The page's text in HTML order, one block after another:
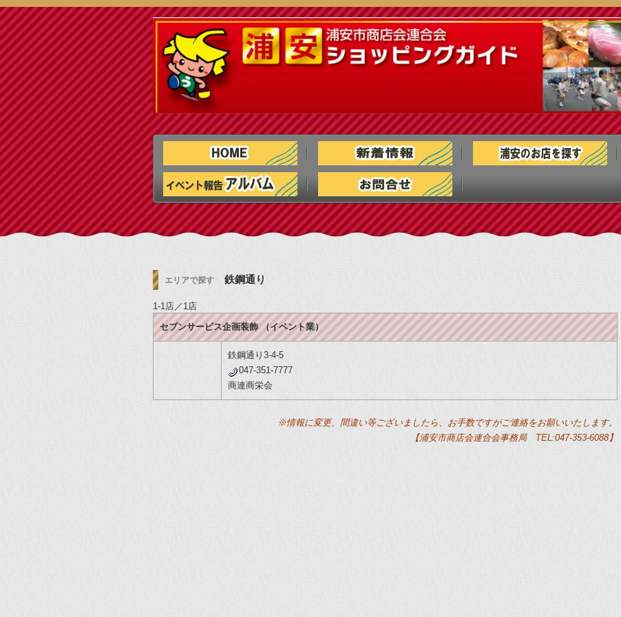
エリアで探す 鉄鋼通り
1-1店／1店
セブンサービス企画装飾 （イベント業）
鉄鋼通り3-4-5
047-351-7777
商連商栄会
※情報に変更、間違い等ございましたら、お手数ですがご連絡をお願いいたします。
【浦安市商店会連合会事務局 TEL:047-353-6088】